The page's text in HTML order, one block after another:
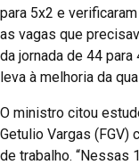
para 5x2 e
as vagas que
da jornada de 44
leva à melhoria da
O ministro citou
Getulio Vargas (FGV)
de trabalho. “Nessas